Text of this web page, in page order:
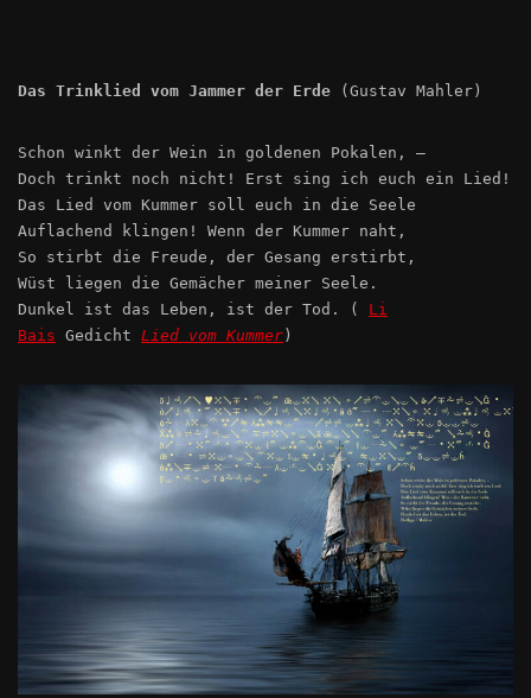
Das Trinklied vom Jammer der Erde (Gustav Mahler)
Schon winkt der Wein in goldenen Pokalen, –
Doch trinkt noch nicht! Erst sing ich euch ein Lied!
Das Lied vom Kummer soll euch in die Seele
Auflachend klingen! Wenn der Kummer naht,
So stirbt die Freude, der Gesang erstirbt,
Wüst liegen die Gemächer meiner Seele.
Dunkel ist das Leben, ist der Tod. ( Li
Bais Gedicht Lied vom Kummer )